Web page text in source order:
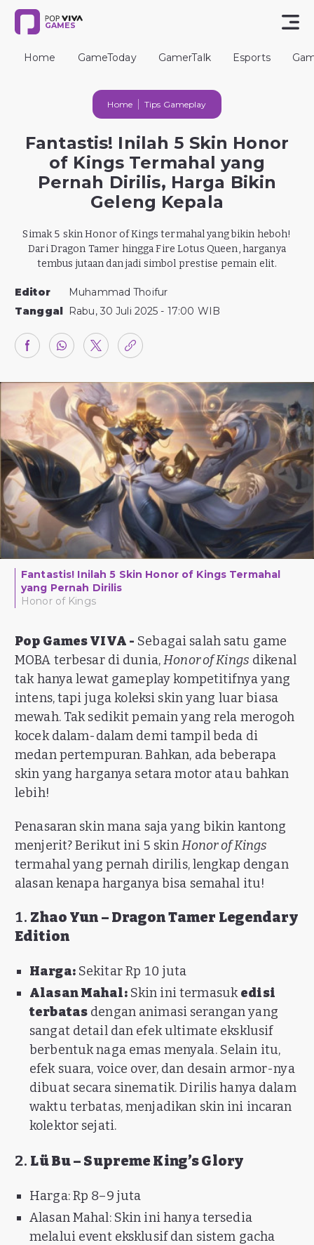
GAMES
Home GameToday GamerTalk Esports
Home Tips Gameplay
Fantastis! Inilah 5 Skin Honor
of Kings Termahal yang
Pernah Dirilis, Harga Bikin
Geleng Kepala
Simak 5 skin Honor of Kings termahal yang bikin heboh!
Dari Dragon Tamer hingga Fire Lotus Queen, harganya
tembus jutaan dan jadi simbol prestise pemain elit.
Editor
Muhammad Thoifur
Tanggal Rabu, 30 Juli 2025 - 17:00 WIB
Fantastis! Inilah 5 Skin Honor of Kings Termahal
yang Pernah Dirilis
Honor of Kings
Pop Games VIVA - Sebagai salah satu game
MOBA terbesar di dunia,Honor of Kings dikenal
tak hanya lewat gameplay kompetitifnya yang
intens, tapi juga koleksi skin yang luar biasa
mewah. Tak sedikit pemain yang rela merogoh
kocek dalam-dalam demi tampil beda di
medan pertempuran. Bahkan, ada beberapa
skin yang harganya setara motor atau bahkan
lebih!
Penasaran skin mana saja yang bikin kantong
menjerit? Berikut ini 5 skinHonor of Kings
termahal yang pernah dirilis, lengkap dengan
alasan kenapa harganya bisa semahal itu!
1. Zhao Yun – Dragon Tamer Legendary
Edition
Harga:Sekitar Rp 10 juta
Alasan Mahal:Skin ini termasukedisi
terbatas dengan animasi serangan yang
sangat detail dan efek ultimate eksklusif
berbentuk naga emas menyala. Selain itu,
efek suara, voice over, dan desain armor-nya
dibuat secara sinematik. Dirilis hanya dalam
waktu terbatas, menjadikan skin ini incaran
kolektor sejati.
2. Lü Bu – Supreme King’s Glory
Harga: Rp 8–9 juta
Alasan Mahal: Skin ini hanya tersedia
melalui event eksklusif dan sistem gacha